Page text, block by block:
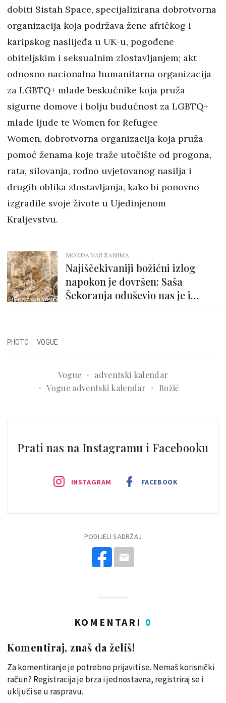
dobiti Sistah Space, specijalizirana dobrotvorna
organizacija koja podržava žene afričkog i
karipskog naslijeđa u UK-u, pogođene
obiteljskim i seksualnim zlostavljanjem; akt
odnosno nacionalna humanitarna organizacija
za LGBTQ+ mlade beskućnike koja pruža
sigurne domove i bolju budućnost za LGBTQ+
mlade ljude te Women for Refugee
Women, dobrotvorna organizacija koja pruža
pomoć ženama koje traže utočište od progona,
rata, silovanja, rodno uvjetovanog nasilja i
drugih oblika zlostavljanja, kako bi ponovno
izgradile svoje živote u Ujedinjenom
Kraljevstvu.
MOŽDA VAS ZANIMA
Najiščekivaniji božićni izlog
napokon je dovršen: Saša
Šekoranja oduševio nas je i
PHOTO: VOGUE
Vogue
adventski kalendar
Vogue adventski kalendar
Božić
Prati nas na Instagramu i Facebooku
INSTAGRAM FACEBOOK
PODIJELI SADRŽAJ
KOMENTARI 0
Komentiraj, znaš da želiš!
Za komentiranje je potrebno prijaviti se. Nemaš korisnički
račun? Registracija je brza i jednostavna, registriraj se i
uključi se u raspravu.